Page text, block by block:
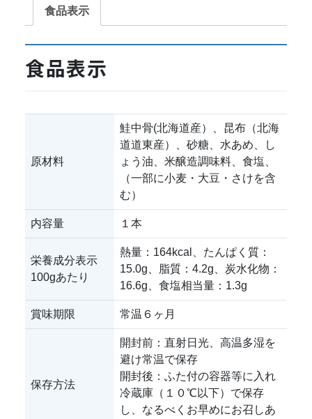
食品表示
食品表示
原材料
鮭中骨(北海道産）、昆布（北海
道道東産）、砂糖、水あめ、し
ょう油、米醸造調味料、食塩、
（一部に小麦・大豆・さけを含
む）
内容量 １本
栄養成分表示
100gあたり
熱量：164kcal、たんぱく質：
15.0g、脂質：4.2g、炭水化物：
16.6g、食塩相当量：1.3g
賞味期限 常温６ヶ月
保存方法
開封前：直射日光、高温多湿を
避け常温で保存
開封後：ふた付の容器等に入れ
冷蔵庫（１０℃以下）で保存
し、なるべくお早めにお召しあ